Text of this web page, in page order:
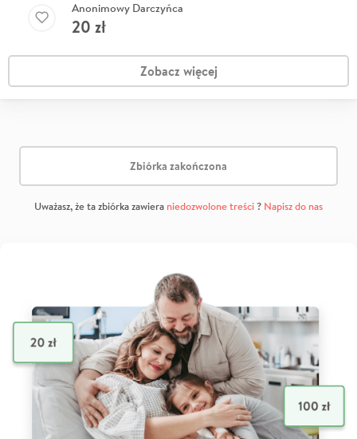
Anonimowy Darczyńca
20 zł
Zobacz więcej
Zbiórka zakończona
Uważasz, że ta zbiórka zawiera niedozwolone treści? Napisz do nas